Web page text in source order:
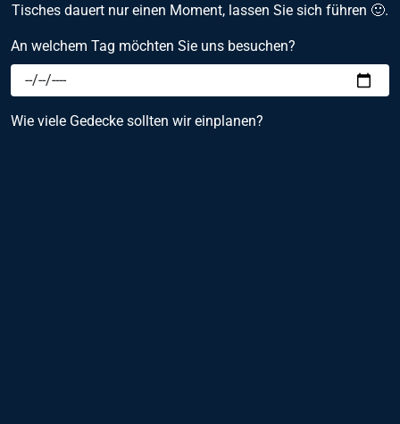
Tisches dauert nur einen Moment, lassen Sie sich führen 🙂.
An welchem Tag möchten Sie uns besuchen?
Wie viele Gedecke sollten wir einplanen?